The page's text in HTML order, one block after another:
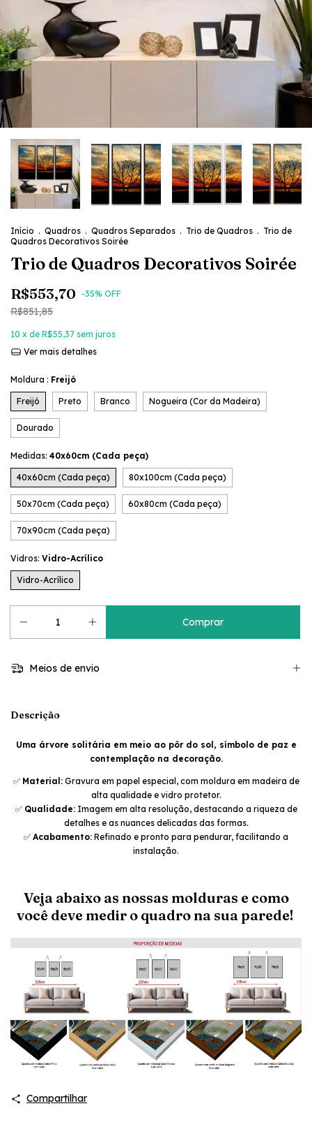
Início . Quadros . Quadros Separados . Trio de Quadros . Trio de
Quadros Decorativos Soirée
Trio de Quadros Decorativos Soirée
R$553,70 -35% OFF
R$851,85
10 x de R$55,37 sem juros
Ver mais detalhes
Moldura : Freijó
Freijó Preto Branco Nogueira (Cor da Madeira)
Dourado
Medidas: 40x60cm (Cada peça)
40x60cm (Cada peça) 80x100cm (Cada peça)
50x70cm (Cada peça) 60x80cm (Cada peça)
70x90cm (Cada peça)
Vidros: Vidro-Acrílico
Vidro-Acrílico
Meios de envio
Descrição
Uma árvore solitária em meio ao pôr do sol, símbolo de paz e
contemplação na decoração.
✅ Material:Gravura em papel especial, com moldura em madeira de
alta qualidade e vidro protetor.
✅ Qualidade:Imagem em alta resolução, destacando a riqueza de
detalhes e as nuances delicadas das formas.
✅ Acabamento: Refinado e pronto para pendurar, facilitando a
instalação.
Veja abaixo as nossas molduras e como
você deve medir o quadro na sua parede!
Compartilhar